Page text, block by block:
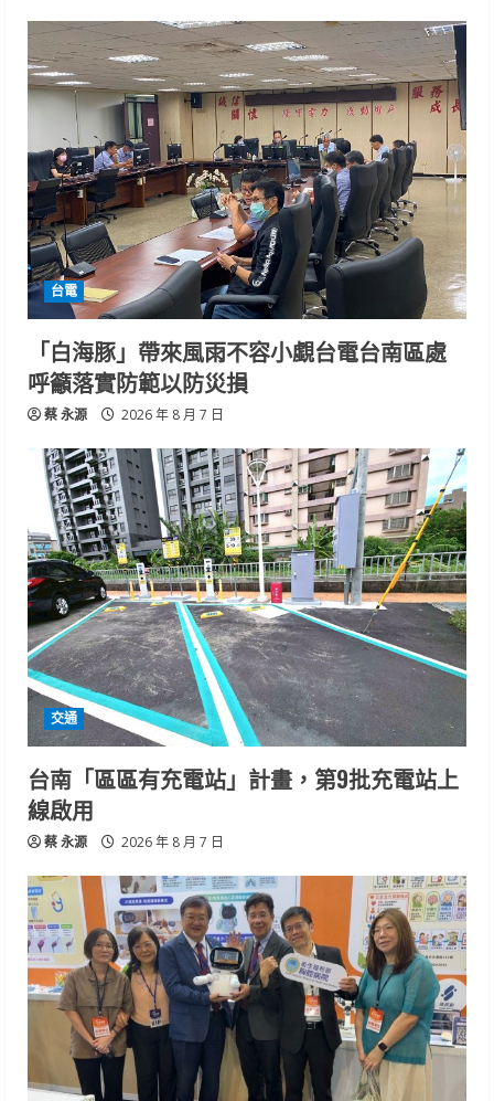
台電
「白海豚」帶來風雨不容小覷台電台南區處
呼籲落實防範以防災損
蔡 永源 2026 年 8 月 7 日
交通
台南「區區有充電站」計畫，第9批充電站上
線啟用
蔡 永源 2026 年 8 月 7 日